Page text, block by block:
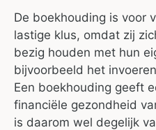
De boekhouding is voor
lastige klus, omdat zij
bezig houden met hun
bijvoorbeeld het
Een boekhouding geeft
financiële gezondheid
is daarom wel degelijk